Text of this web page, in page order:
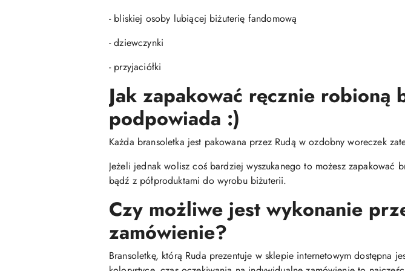
- bliskiej osoby lubiącej biżuterię fandomową
- dziewczynki
- przyjaciółki
Jak zapakować ręcznie robioną
podpowiada :)
Każda bransoletka jest pakowana przez Rudą w ozdobny woreczek
Jeżeli jednak wolisz coś bardziej wyszukanego to możesz
bądź z półproduktami do wyrobu biżuterii.
Czy możliwe jest wykonanie
zamówienie?
Bransoletkę, którą Ruda prezentuje w sklepie internetowym